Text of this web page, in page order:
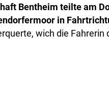
Bentheim teilte am
in
wich die Fahrerin